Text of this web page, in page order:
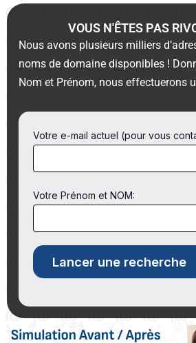
VOUS N'ÊTES PAS
Nous avons plusieurs milliers
noms de domaine disponibles !
Nom et Prénom, nous effectuerons
Votre e-mail actuel (pour vous
Votre Prénom et NOM: